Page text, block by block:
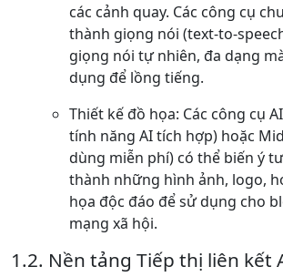
các cảnh quay. Các công cụ
thành giọng nói (text-to-
giọng nói tự nhiên, đa dạng
dụng để lồng tiếng.
Thiết kế đồ họa: Các công cụ
tính năng AI tích hợp) hoặc
dùng miễn phí) có thể biến ý
thành những hình ảnh, logo,
họa độc đáo để sử dụng cho
mạng xã hội.
1.2. Nền tảng Tiếp thị liên kết